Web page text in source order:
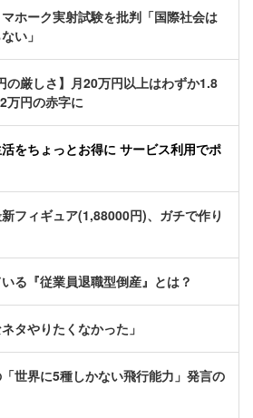
ホーク実射試験を批判「国際社会は
い」
の厳しさ】月20万円以上はわずか1.8
万円の赤字に
活をちょっとお得に サービス利用でポ
新フィギュア(1,88000円)、ガチで作り
る『従業員退職型倒産』とは？
タやりたくなかった」
「世界に5種しかない飛行能力」発言の